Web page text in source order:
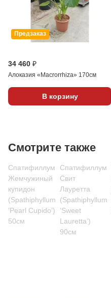
Предзаказ
34 460 ₽
Алоказия «Macrorrhiza» 170см
В корзину
Смотрите также
Спатифиллум
Жемчужиный
купидон
(Spathiphyllum
‘Pearl Cupido’)
50см
Спатифиллум
Свит
Лауретта
(Spathiphyllum
‘Sweet
Lauretta’)
90см